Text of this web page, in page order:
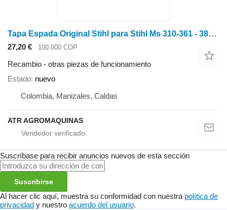
Tapa Espada Original Stihl para Stihl Ms 310-361 - 382 - 650- 660 motosierra gasolina
27,20 € 100.000 COP
Recambio - otras piezas de funcionamiento
Estado nuevo
Colombia, Manizales, Caldas
ATR AGROMAQUINAS
Suscríbase para recibir anuncios nuevos de esta sección
Suscribirse
Al hacer clic aquí, muestra su conformidad con nuestra política de
privacidad y nuestro acuerdo del usuario.